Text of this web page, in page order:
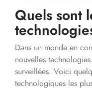
Quels sont
Dans un monde en
nouvelles
surveillées. Voici
technologiques les